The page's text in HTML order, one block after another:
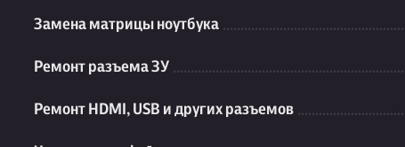
Замена матрицы ноутбука
Ремонт разъема ЗУ
Ремонт HDMI, USB и других разъемов